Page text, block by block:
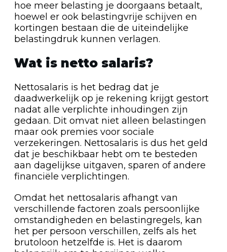
hoe meer belasting je doorgaans betaalt,
hoewel er ook belastingvrije schijven en
kortingen bestaan die de uiteindelijke
belastingdruk kunnen verlagen.
Wat is netto salaris?
Nettosalaris is het bedrag dat je
daadwerkelijk op je rekening krijgt gestort
nadat alle verplichte inhoudingen zijn
gedaan. Dit omvat niet alleen belastingen
maar ook premies voor sociale
verzekeringen. Nettosalaris is dus het geld
dat je beschikbaar hebt om te besteden
aan dagelijkse uitgaven, sparen of andere
financiële verplichtingen.
Omdat het nettosalaris afhangt van
verschillende factoren zoals persoonlijke
omstandigheden en belastingregels, kan
het per persoon verschillen, zelfs als het
brutoloon hetzelfde is. Het is daarom